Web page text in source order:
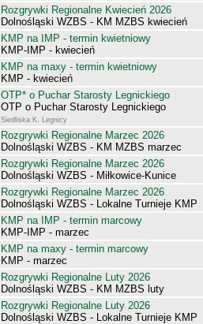
Rozgrywki Regionalne Kwiecień 2026
Dolnośląski WZBS - KM MZBS kwiecień
KMP na IMP - termin kwietniowy
KMP-IMP - kwiecień
KMP na maxy - termin kwietniowy
KMP - kwiecień
OTP* o Puchar Starosty Legnickiego
OTP o Puchar Starosty Legnickiego
Siedliska K. Legnicy
Rozgrywki Regionalne Marzec 2026
Dolnośląski WZBS - KM MZBS marzec
Rozgrywki Regionalne Marzec 2026
Dolnośląski WZBS - Miłkowice-Kunice
Rozgrywki Regionalne Marzec 2026
Dolnośląski WZBS - Lokalne Turnieje KMP
KMP na IMP - termin marcowy
KMP-IMP - marzec
KMP na maxy - termin marcowy
KMP - marzec
Rozgrywki Regionalne Luty 2026
Dolnośląski WZBS - KM MZBS luty
Rozgrywki Regionalne Luty 2026
Dolnośląski WZBS - Lokalne Turnieje KMP